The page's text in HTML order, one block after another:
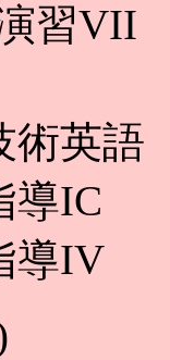
習VII
術英語
導IC
導IV